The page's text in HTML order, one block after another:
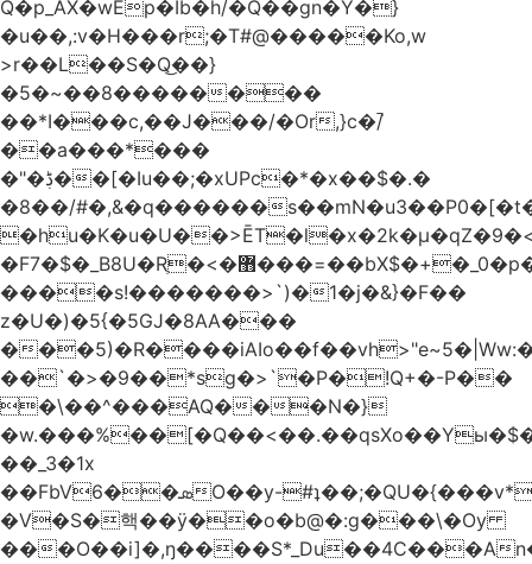
Q�p_AX�wEp�Ib�h/�Q��gn�Y�}
�u��,:v�H���r;�T#@�����Ko,w
>r��L��S�Q͜��}
�5�~��8��������
��*I���c,��J���/�Or,}c�/̚
��a���*���
�"�ڋ��[�Iu��;�xUPc�*�x��$�.�
�8��/#�,&�q������
�F7�$�_B8U�Rֶ�<�޻���=��bX$�+�_0�p�=l
����s!�������>`)�1�j�&}�F��
z�U�)�5{�5GJ�8AA���
�
��`�>�9��*sg�>`�P�!Q+�-P��
�\��^���AQ���N�}
��_3�1x
��FbVܣ��6O��y-#ʇ��;�QU�{���v*�<�e�
�V�S�핵��ӱ��o�b@�:g���\�Oy
���O��i]�,ŋ����S*_Du��4C���A